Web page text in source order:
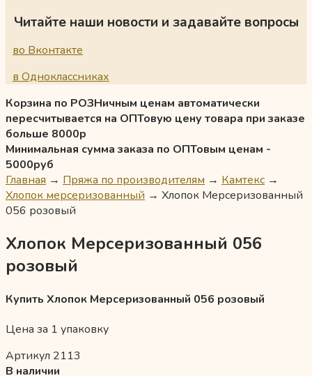
Читайте наши новости и задавайте вопросы
во Вконтакте
в Одноклассниках
Корзина по РОЗНичным ценам автоматически
пересчитывается на ОПТовую цену товара при заказе
больше 8000р
Минимальная сумма заказа по ОПТовым ценам -
5000руб
Главная → Пряжа по производителям → Камтекс →
Хлопок мерсеризованный → Хлопок Мерсеризованный
056 розовый
Хлопок Мерсеризованный 056
розовый
Купить Хлопок Мерсеризованный 056 розовый
Цена за 1 упаковку
Артикул 2113
В наличии